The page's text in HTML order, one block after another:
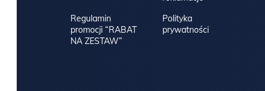
Regulamin
promocji “RABAT
NA ZESTAW”
Polityka
prywatności